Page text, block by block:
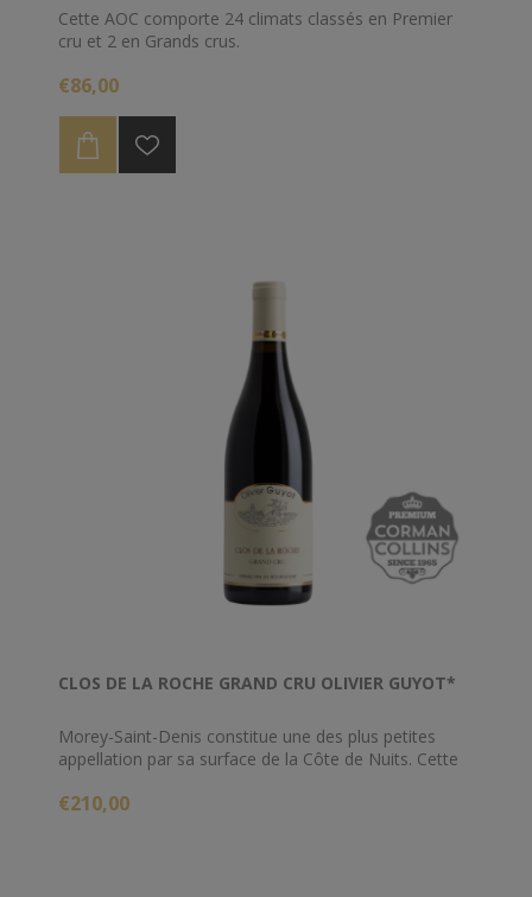
Cette AOC comporte 24 climats classés en Premier
cru et 2 en Grands crus.
€86,00
CLOS DE LA ROCHE GRAND CRU OLIVIER GUYOT*
Morey-Saint-Denis constitue une des plus petites
appellation par sa surface de la Côte de Nuits. Cette
en Grand Cru.
€210,00